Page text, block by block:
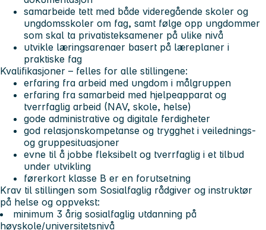
samarbeide tett med både videregående skoler og
ungdomsskoler om fag, samt følge opp ungdommer
som skal ta privatisteksamener på ulike nivå
utvikle læringsarenaer basert på læreplaner i
praktiske fag
Kvalifikasjoner – felles for alle stillingene:
erfaring fra arbeid med ungdom i målgruppen
erfaring fra samarbeid med hjelpeapparat og
tverrfaglig arbeid (NAV, skole, helse)
gode administrative og digitale ferdigheter
god relasjonskompetanse og trygghet i veilednings-
og gruppesituasjoner
evne til å jobbe fleksibelt og tverrfaglig i et tilbud
under utvikling
førerkort klasse B er en forutsetning
Krav til stillingen som Sosialfaglig rådgiver og instruktør
på helse og oppvekst:
minimum 3 årig sosialfaglig utdanning på
høyskole/universitetsnivå